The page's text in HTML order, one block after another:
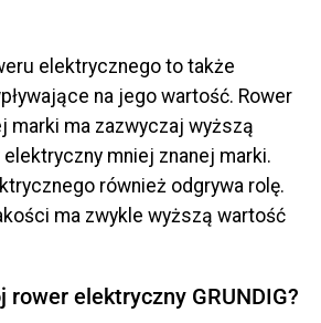
elektrycznego to także
na jego wartość. Rower
marki ma zazwyczaj wyższą
mniej znanej marki.
również odgrywa rolę.
ma zwykle wyższą wartość
elektryczny GRUNDIG?